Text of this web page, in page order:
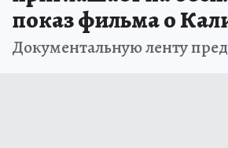
показ фильма о
Документальную ленту